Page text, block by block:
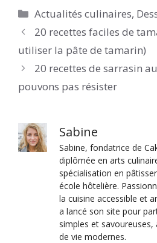
Catégories
Actualités culinaires,
20 recettes faciles de
utiliser la pâte de tamarin)
20 recettes de sarrasin
pouvons pas résister
Sabine
Sabine, fondatrice de
diplômée en arts
spécialisation en
école hôtelière.
la cuisine accessible et
a lancé son site pour
simples et
de vie modernes.